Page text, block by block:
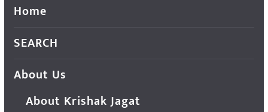
Home
SEARCH
About Us
About Krishak Jagat